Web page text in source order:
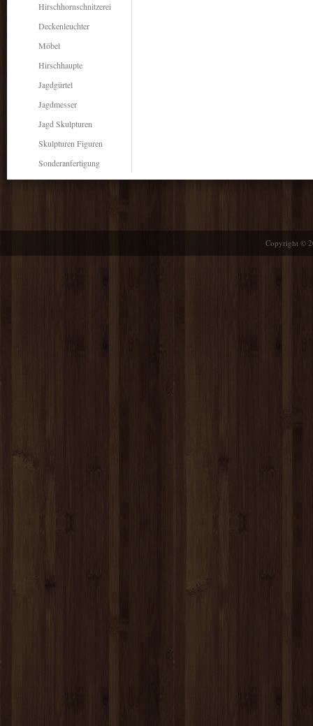
Hirschhornschnitzerei
Deckenleuchter
Möbel
Hirschhaupte
Jagdgürtel
Jagdmesser
Jagd Skulpturen
Skulpturen Figuren
Sonderanfertigung
Copyright ©